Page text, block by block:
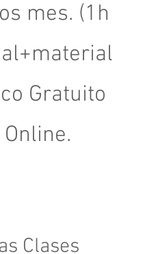
mes. (1h
Gratuito
Clases